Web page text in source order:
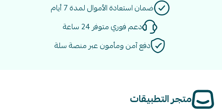
ضمان استعادة الأموال لمدة 7 أيام
دعم فوري متوفر 24 ساعة
دفع آمن ومأمون عبر منصة سلة
متجر التطبيقات